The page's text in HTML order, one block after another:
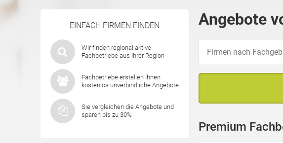
EINFACH FIRMEN FINDEN
Wir finden regional aktive
Fachbetriebe aus Ihrer Region
Fachbetriebe erstellen Ihnen
kostenlos unverbindliche Angebote
Sie vergleichen die Angebote und
sparen bis zu 30%
Angebote
Premium